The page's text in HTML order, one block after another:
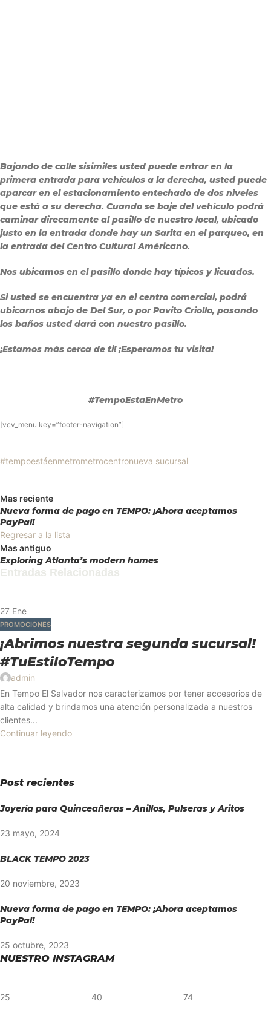
Bajando de calle sisimiles usted puede entrar en la
primera entrada para vehículos a la derecha, usted puede
aparcar en el estacionamiento entechado de dos niveles
que está a su derecha. Cuando se baje del vehículo podrá
caminar direcamente al pasillo de nuestro local, ubicado
justo en la entrada donde hay un Sarita en el parqueo, en
la entrada del Centro Cultural Américano.
Nos ubicamos en el pasillo donde hay típicos y licuados.
Si usted se encuentra ya en el centro comercial, podrá
ubicarnos abajo de Del Sur, o por Pavito Criollo, pasando
los baños usted dará con nuestro pasillo.
¡Estamos más cerca de ti! ¡Esperamos tu visita!
#TempoEstaEnMetro
[vcv_menu key=”footer-navigation”]
#tempoestáenmetrometrocentronueva sucursal
Mas reciente
Nueva forma de pago en TEMPO: ¡Ahora aceptamos
PayPal!
Regresar a la lista
Mas antiguo
Exploring Atlanta’s modern homes
Entradas Relacionadas
27 Ene
PROMOCIONES
¡Abrimos nuestra segunda sucursal!
#TuEstiloTempo
admin
En Tempo El Salvador nos caracterizamos por tener accesorios de
alta calidad y brindamos una atención personalizada a nuestros
clientes...
Continuar leyendo
Post recientes
Joyería para Quinceañeras – Anillos, Pulseras y Aritos
23 mayo, 2024
BLACK TEMPO 2023
20 noviembre, 2023
Nueva forma de pago en TEMPO: ¡Ahora aceptamos
PayPal!
25 octubre, 2023
NUESTRO INSTAGRAM
25 40 74